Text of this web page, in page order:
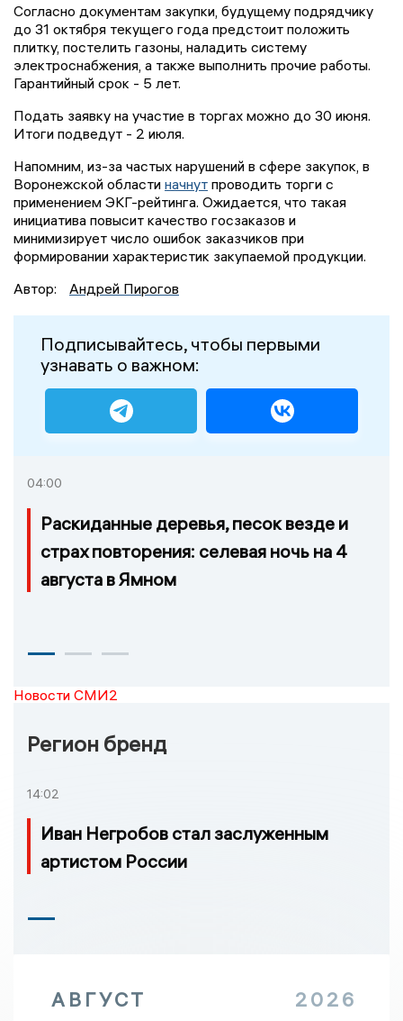
Согласно документам закупки, будущему подрядчику
до 31 октября текущего года предстоит положить
плитку, постелить газоны, наладить систему
электроснабжения, а также выполнить прочие работы.
Гарантийный срок - 5 лет.
Подать заявку на участие в торгах можно до 30 июня.
Итоги подведут - 2 июля.
Напомним, из-за частых нарушений в сфере закупок, в
Воронежской области начнут проводить торги с
применением ЭКГ-рейтинга. Ожидается, что такая
инициатива повысит качество госзаказов и
минимизирует число ошибок заказчиков при
формировании характеристик закупаемой продукции.
Автор:
Андрей Пирогов
Подписывайтесь, чтобы первыми
узнавать о важном:
04:00
Раскиданные деревья, песок везде и
страх повторения: селевая ночь на 4
августа в Ямном
Новости СМИ2
Регион бренд
14:02
Иван Негробов стал заслуженным
артистом России
АВГУСТ 2026